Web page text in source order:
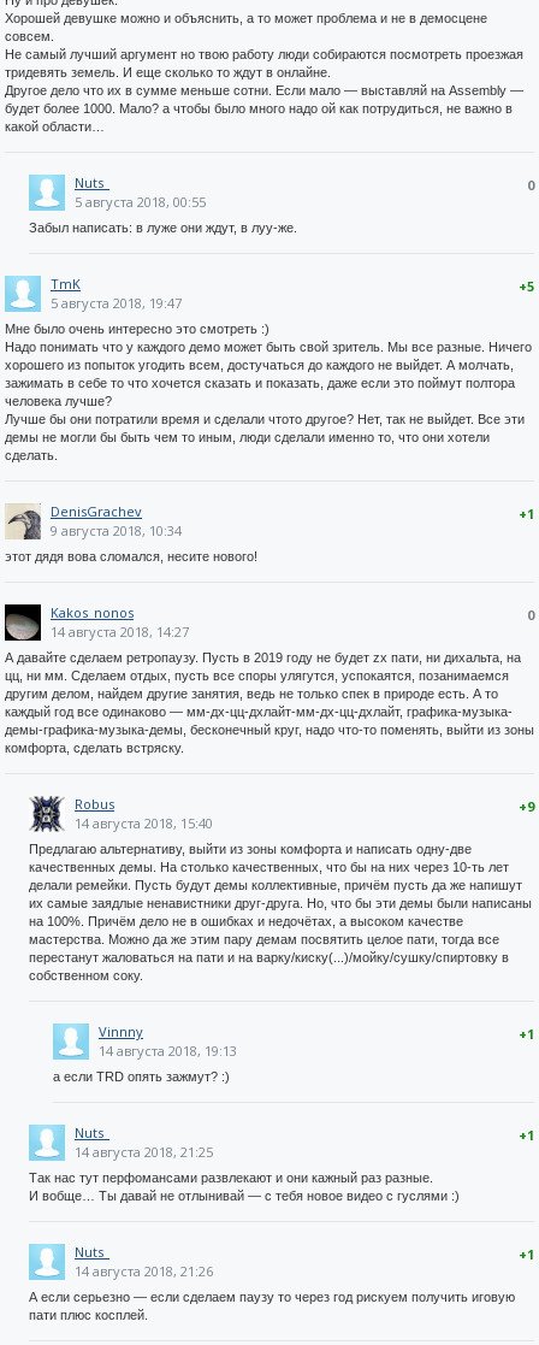
Хорошей девушке можно и объяснить, а то может проблема и не в демосцене
совсем.
Не самый лучший аргумент но твою работу люди собираются посмотреть проезжая
тридевять земель. И еще сколько то ждут в онлайне.
Другое дело что их в сумме меньше сотни. Если мало — выставляй на Assembly —
будет более 1000. Мало? а чтобы было много надо ой как потрудиться, не важно в
какой области…
0
Nuts_
5 августа 2018, 00:55
Забыл написать: в луже они ждут, в луу-же.
+5
TmK
5 августа 2018, 19:47
Мне было очень интересно это смотреть :)
Надо понимать что у каждого демо может быть свой зритель. Мы все разные. Ничего
хорошего из попыток угодить всем, достучаться до каждого не выйдет. А молчать,
зажимать в себе то что хочется сказать и показать, даже если это поймут полтора
человека лучше?
Лучше бы они потратили время и сделали чтото другое? Нет, так не выйдет. Все эти
демы не могли бы быть чем то иным, люди сделали именно то, что они хотели
сделать.
+1
DenisGrachev
9 августа 2018, 10:34
этот дядя вова сломался, несите нового!
0
Kakos_nonos
14 августа 2018, 14:27
А давайте сделаем ретропаузу. Пусть в 2019 году не будет zx пати, ни дихальта, на
цц, ни мм. Сделаем отдых, пусть все споры улягутся, успокаятся, позанимаемся
другим делом, найдем другие занятия, ведь не только спек в природе есть. А то
каждый год все одинаково — мм-дх-цц-дхлайт-мм-дх-цц-дхлайт, графика-музыка-
демы-графика-музыка-демы, бесконечный круг, надо что-то поменять, выйти из зоны
комфорта, сделать встряску.
+9
Robus
14 августа 2018, 15:40
Предлагаю альтернативу, выйти из зоны комфорта и написать одну-две
качественных демы. На столько качественных, что бы на них через 10-ть лет
делали ремейки. Пусть будут демы коллективные, причём пусть да же напишут
их самые заядлые ненавистники друг-друга. Но, что бы эти демы были написаны
на 100%. Причём дело не в ошибках и недочётах, а высоком качестве
мастерства. Можно да же этим пару демам посвятить целое пати, тогда все
перестанут жаловаться на пати и на варку/киску(...)/мойку/сушку/спиртовку в
собственном соку.
+1
Vinnny
14 августа 2018, 19:13
а если TRD опять зажмут? :)
+1
Nuts_
14 августа 2018, 21:25
Так нас тут перфомансами развлекают и они кажный раз разные.
И вобще… Ты давай не отлынивай — с тебя новое видео с гуслями :)
+1
Nuts_
14 августа 2018, 21:26
А если серьезно — если сделаем паузу то через год рискуем получить иговую
пати плюс косплей.